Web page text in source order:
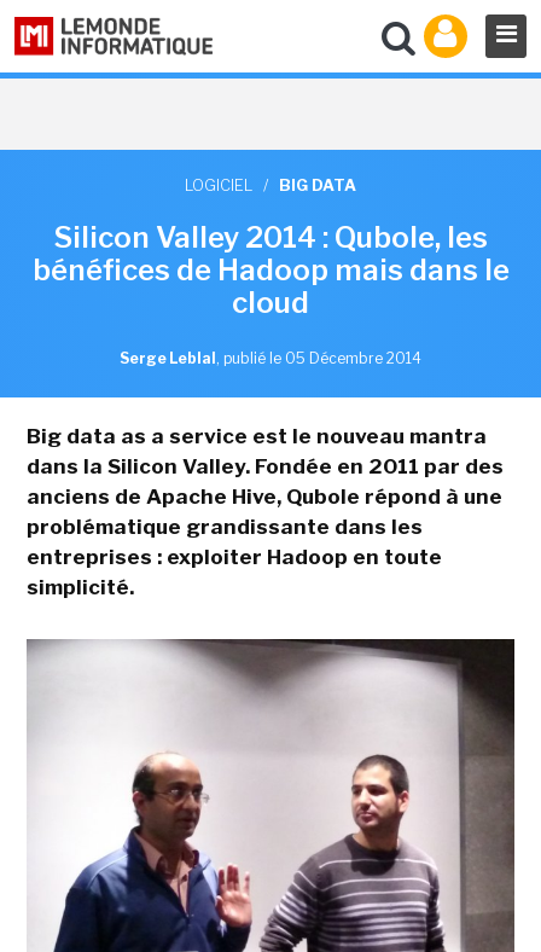
LOGICIEL / BIG DATA
Silicon Valley 2014 : Qubole, les
bénéfices de Hadoop mais dans le
cloud
Serge Leblal , publié le 05 Décembre 2014
Big data as a service est le nouveau mantra
dans la Silicon Valley. Fondée en 2011 par des
anciens de Apache Hive, Qubole répond à une
problématique grandissante dans les
entreprises : exploiter Hadoop en toute
simplicité.